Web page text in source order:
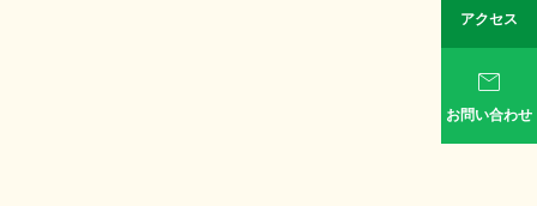
アクセス

お問い合わせ